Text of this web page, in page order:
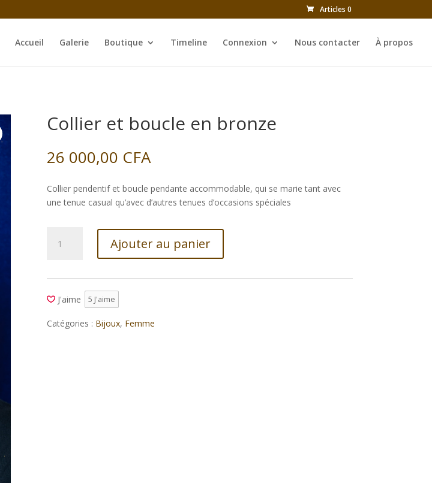
Articles 0
Accueil Galerie Boutique Timeline Connexion Nous contacter À propos
Collier et boucle en bronze
26 000,00 CFA
Collier pendentif et boucle pendante accommodable, qui se marie tant avec
une tenue casual qu’avec d’autres tenues d’occasions spéciales
en
Ajouter au panier
J'aime 5 J'aime
Catégories : Bijoux, Femme